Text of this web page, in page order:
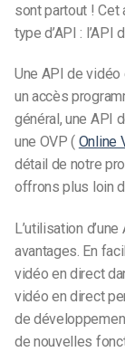
sont partout !
type d’API : l’API
Une API de vidéo
un accès
général, une API
une OVP ( Online
détail de notre
offrons plus loin
L’utilisation
avantages. En
vidéo en direct
vidéo en direct
de
de nouvelles